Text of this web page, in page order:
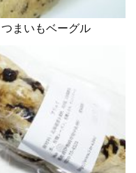
まいもベーグル